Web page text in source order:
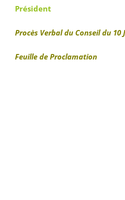
Président
Procès Verbal du Conseil du 10
Feuille de Proclamation